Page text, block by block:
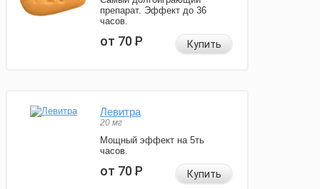
препарат. Эффект до 36
часов.
от 70Р Купить
Левитра
20 мг
Мощный эффект на 5ть
часов.
от 70Р Купить